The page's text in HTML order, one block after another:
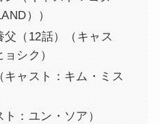
））
父（12話）（キャス
シク）
キャスト：キム・ミス
：ユン・ソア）